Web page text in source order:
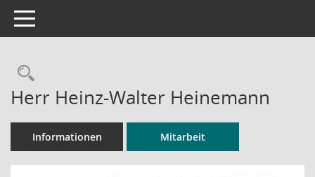
Toggle navigation
Rechercheauswahl
Herr Heinz-Walter Heinemann
Informationen Mitarbeit